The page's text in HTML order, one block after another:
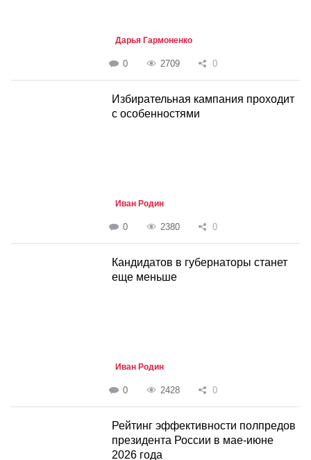
Дарья Гармоненко
0 2709 0
Избирательная кампания проходит
с особенностями
Иван Родин
0 2380 0
Кандидатов в губернаторы станет
еще меньше
Иван Родин
0 2428 0
Рейтинг эффективности полпредов
президента России в мае-июне
2026 года